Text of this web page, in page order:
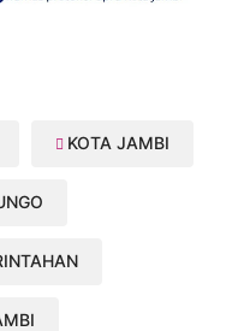
KOTA JAMBI